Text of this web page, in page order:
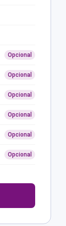
Opcional
Opcional
Opcional
Opcional
Opcional
Opcional